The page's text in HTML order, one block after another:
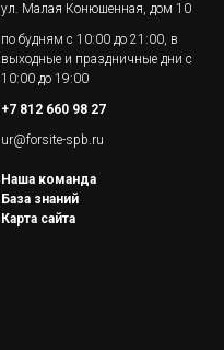
ул. Малая Конюшенная, дом 10
по будням с 10:00 до 21:00, в
выходные и праздничные дни с
10:00 до 19:00
+7 812 660 98 27
ur@forsite-spb.ru
Наша команда
База знаний
Карта сайта